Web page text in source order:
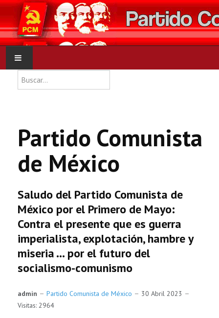
INICIO
NOTICIAS
DOCUMENTOS
Buscar
Partido Comunista
de México
Saludo del Partido Comunista de
México por el Primero de Mayo:
Contra el presente que es guerra
imperialista, explotación, hambre y
miseria … por el futuro del
socialismo-comunismo
admin Partido Comunista de México
30 Abril 2023
Visitas: 2964